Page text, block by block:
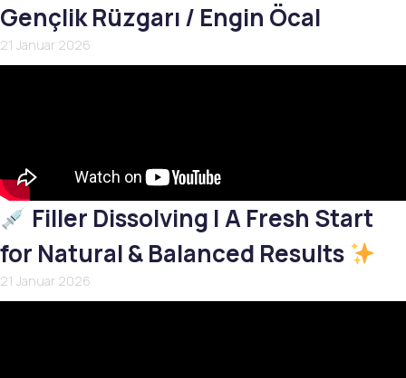
Gençlik Rüzgarı / Engin Öcal
21 Januar 2026
Filler Dissolving | A Fresh Start
for Natural & Balanced Results
21 Januar 2026